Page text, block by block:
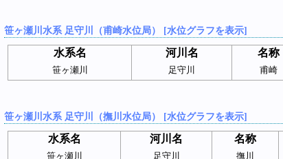
笹ヶ瀬川水系 足守川（甫崎水位局） [水位グラフを表示]
水系名 河川名 名称
笹ヶ瀬川 足守川 甫崎
笹ヶ瀬川水系 足守川（撫川水位局） [水位グラフを表示]
水系名 河川名 名称
笹ヶ瀬川 足守川 撫川